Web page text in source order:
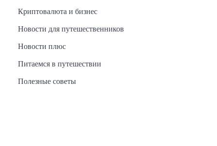
Криптовалюта и бизнес
Новости для путешественников
Новости плюс
Питаемся в путешествии
Полезные советы